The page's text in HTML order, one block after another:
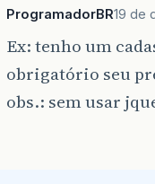
ProgramadorBR19 de
Ex: tenho um
obrigatório seu
obs.: sem usar